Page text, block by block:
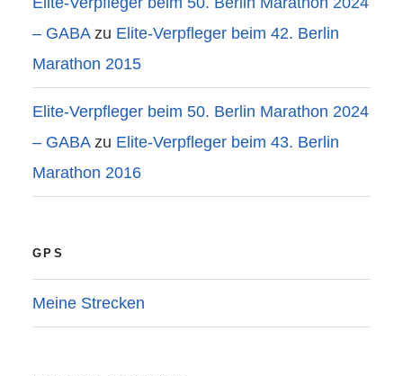
– GABAzu Elite-Verpfleger beim 42. Berlin
Marathon 2015
Elite-Verpfleger beim 50. Berlin Marathon 2024
– GABAzu Elite-Verpfleger beim 43. Berlin
Marathon 2016
GPS
Meine Strecken